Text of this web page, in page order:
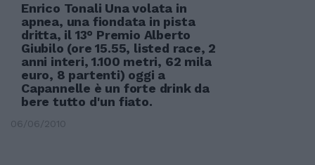
Enrico Tonali Una volata in
apnea, una fiondata in pista
dritta, il 13° Premio Alberto
Giubilo (ore 15.55, listed race, 2
anni interi, 1.100 metri, 62 mila
euro, 8 partenti) oggi a
Capannelle è un forte drink da
bere tutto d'un fiato.
06/06/2010